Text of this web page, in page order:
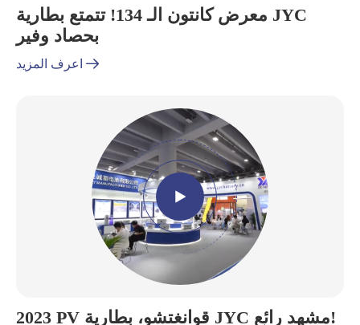
معرض كانتون الـ 134! تتمتع بطارية JYC
بحصاد وفير


2023 PV قوانغتشو، بطارية JYC مشهد رائع!